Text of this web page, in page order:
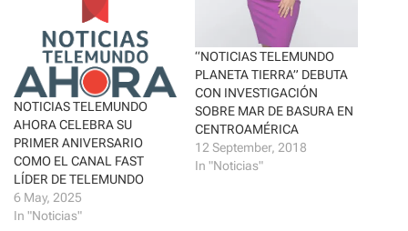
w
i
t
t
r
(
O
p
e
n
s
i
n
n
e
w
n
F
a
c
e
b
o
k
(
O
p
e
n
s
i
NOTICIAS TELEMUNDO
AHORA CELEBRA SU
PRIMER ANIVERSARIO
COMO EL CANAL FAST
LÍDER DE TELEMUNDO
6 May, 2025
In "Noticias"
“NOTICIAS TELEMUNDO
PLANETA TIERRA” DEBUTA
CON INVESTIGACIÓN
SOBRE MAR DE BASURA EN
CENTROAMÉRICA
12 September, 2018
In "Noticias"